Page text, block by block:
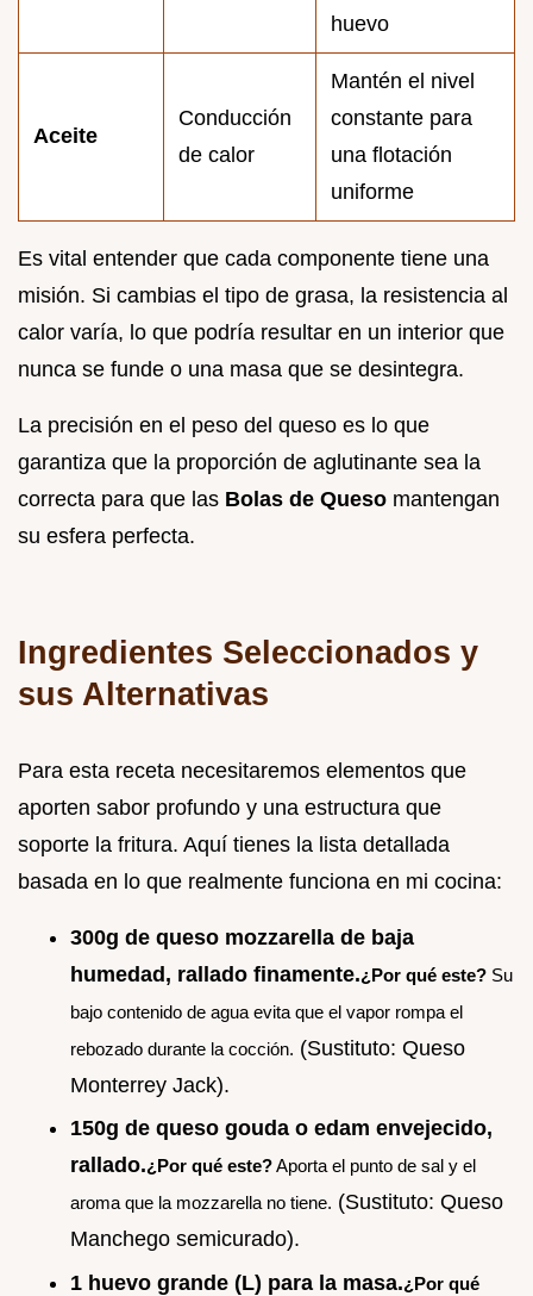
huevo
Aceite
Conducción
de calor
Mantén el nivel
constante para
una flotación
uniforme
Es vital entender que cada componente tiene una
misión. Si cambias el tipo de grasa, la resistencia al
calor varía, lo que podría resultar en un interior que
nunca se funde o una masa que se desintegra.
La precisión en el peso del queso es lo que
garantiza que la proporción de aglutinante sea la
correcta para que las Bolas de Queso mantengan
su esfera perfecta.
Ingredientes Seleccionados y
sus Alternativas
Para esta receta necesitaremos elementos que
aporten sabor profundo y una estructura que
soporte la fritura. Aquí tienes la lista detallada
basada en lo que realmente funciona en mi cocina:
300g de queso mozzarella de baja
humedad, rallado finamente.¿Por qué este? Su
bajo contenido de agua evita que el vapor rompa el
rebozado durante la cocción. (Sustituto: Queso
Monterrey Jack).
150g de queso gouda o edam envejecido,
rallado.¿Por qué este?Aporta el punto de sal y el
aroma que la mozzarella no tiene. (Sustituto: Queso
Manchego semicurado).
1 huevo grande (L) para la masa.¿Por qué